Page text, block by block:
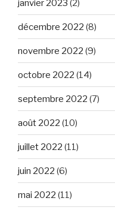
janvier 2023 (2)
décembre 2022 (8)
novembre 2022 (9)
octobre 2022 (14)
septembre 2022 (7)
août 2022 (10)
juillet 2022 (11)
juin 2022 (6)
mai 2022 (11)